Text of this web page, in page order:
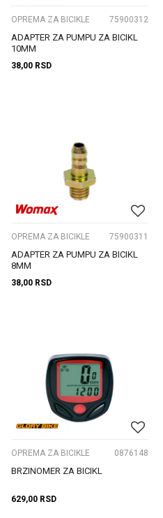
OPREMA ZA BICIKLE 75900312
ADAPTER ZA PUMPU ZA BICIKL
10MM
38,00 RSD
OPREMA ZA BICIKLE 75900311
ADAPTER ZA PUMPU ZA BICIKL
8MM
38,00 RSD
OPREMA ZA BICIKLE 0876148
BRZINOMER ZA BICIKL
629,00 RSD